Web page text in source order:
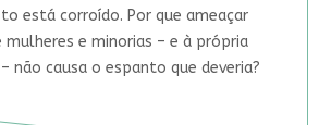
está corroído. Por que ameaçar
mulheres e minorias – e à própria
não causa o espanto que deveria?